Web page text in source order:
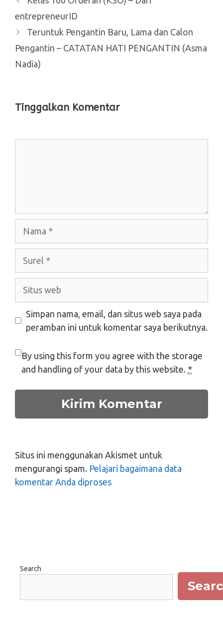
entrepreneurID
Teruntuk Pengantin Baru, Lama dan Calon
Pengantin – CATATAN HATI PENGANTIN (Asma
Nadia)
Tinggalkan Komentar
Simpan nama, email, dan situs web saya pada
peramban ini untuk komentar saya berikutnya.
By using this form you agree with the storage
and handling of your data by this website. *
Situs ini menggunakan Akismet untuk
mengurangi spam. Pelajari bagaimana data
komentar Anda diproses
Search